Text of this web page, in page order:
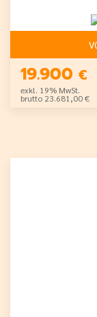
19.900 €
exkl. 19% MwSt.
brutto 23.681,00 €